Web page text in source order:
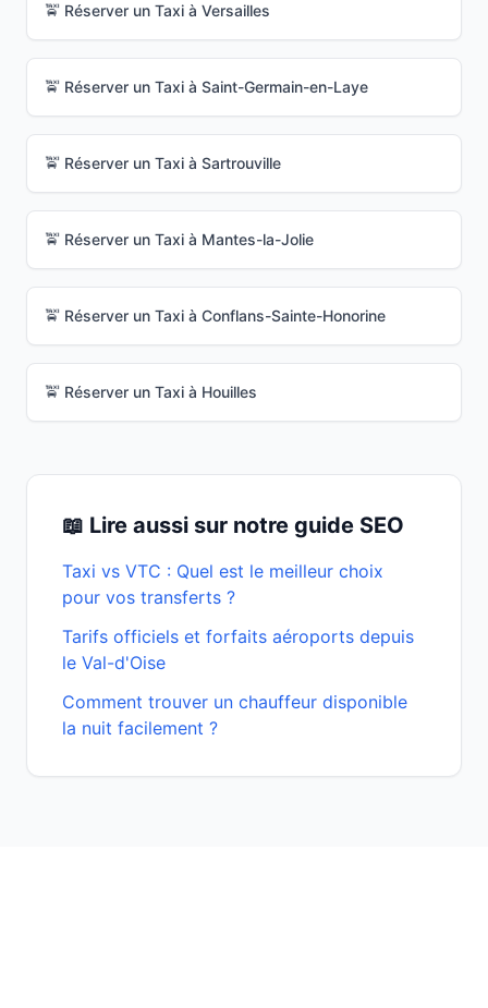
🚖 Réserver un Taxi à Versailles
🚖 Réserver un Taxi à Saint-Germain-en-Laye
🚖 Réserver un Taxi à Sartrouville
🚖 Réserver un Taxi à Mantes-la-Jolie
🚖 Réserver un Taxi à Conflans-Sainte-Honorine
🚖 Réserver un Taxi à Houilles
📖 Lire aussi sur notre guide SEO
Taxi vs VTC : Quel est le meilleur choix
pour vos transferts ?
Tarifs officiels et forfaits aéroports depuis
le Val-d'Oise
Comment trouver un chauffeur disponible
la nuit facilement ?